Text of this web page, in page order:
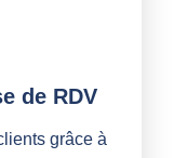
de RDV
grâce à